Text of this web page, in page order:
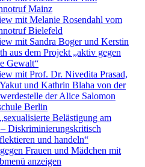
Mainz
mit Melanie Rosendahl vom
Bielefeld
mit Sandra Boger und Kerstin
aus dem Projekt „aktiv gegen
Gewalt“
mit Prof. Dr. Nivedita Prasad,
und Kathrin Blaha von der
der Alice Salomon
Berlin
Belästigung am
Diskriminierungskritisch
und handeln“
Frauen und Mädchen mit
anzeigen